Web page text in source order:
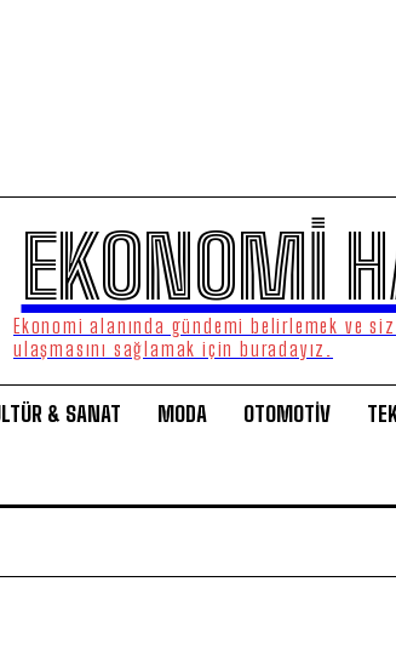
EKONOMİ
Ekonomi alanında gündemi belirlemek ve
ulaşmasını sağlamak için buradayız.
& SANAT MODA OTOMOTİV